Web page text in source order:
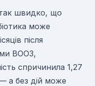
так швидко, що
може
після
ВООЗ,
спричинила 1,27
а без дій може